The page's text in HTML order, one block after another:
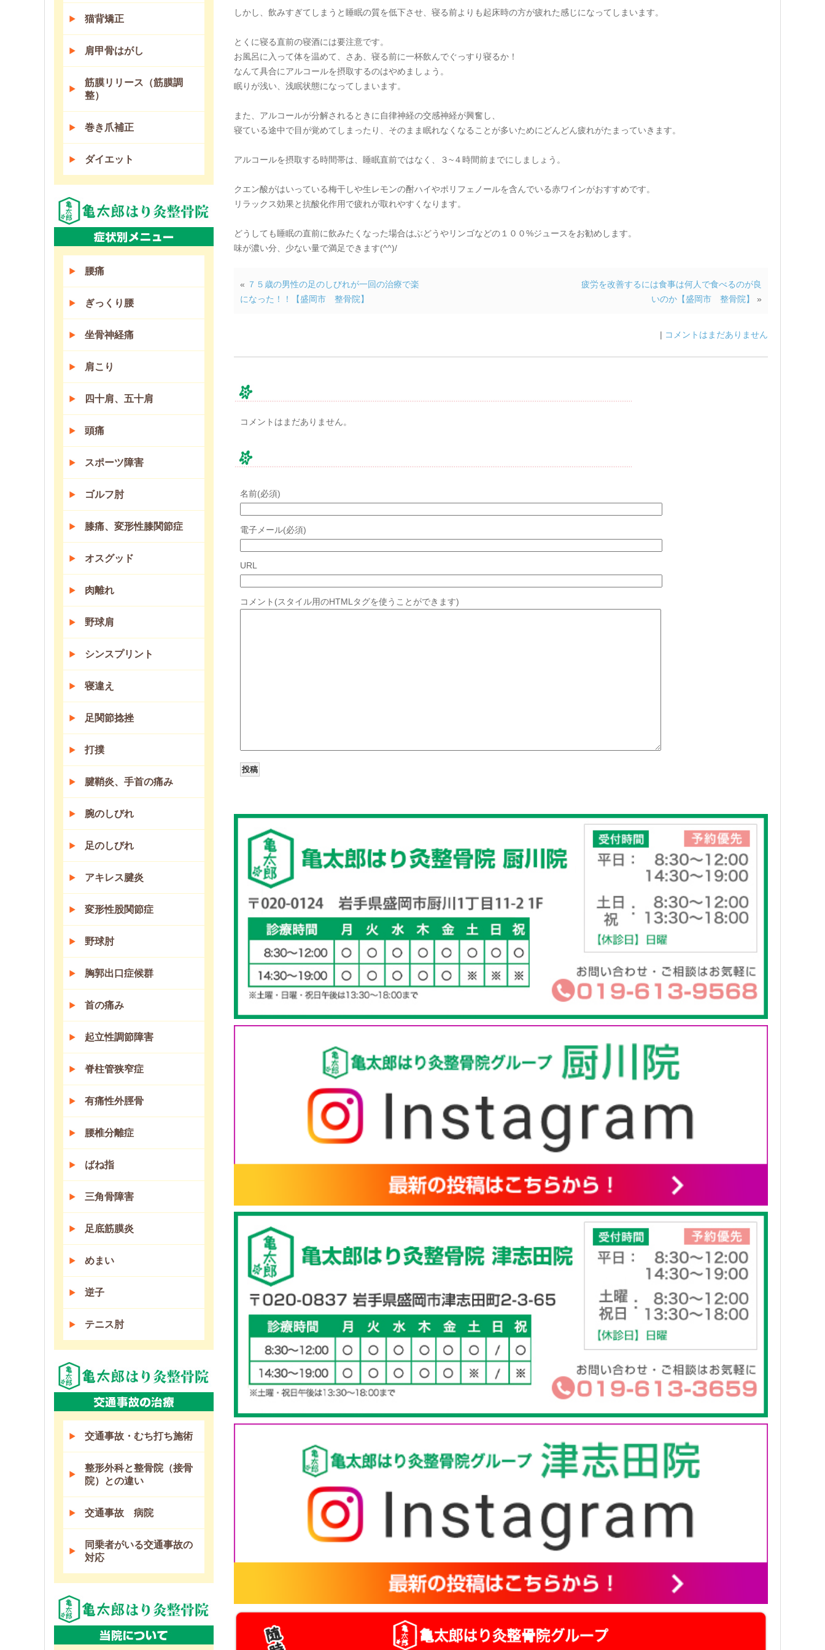
しかし、飲みすぎてしまうと睡眠の質を低下させ、寝る前よりも起床時の方が疲れた感じになってしまいます。
とくに寝る直前の寝酒には要注意です。
お風呂に入って体を温めて、さあ、寝る前に一杯飲んでぐっすり寝るか！
なんて具合にアルコールを摂取するのはやめましょう。
眠りが浅い、浅眠状態になってしまいます。
また、アルコールが分解されるときに自律神経の交感神経が興奮し、
寝ている途中で目が覚めてしまったり、そのまま眠れなくなることが多いためにどんどん疲れがたまっていきます。
アルコールを摂取する時間帯は、睡眠直前ではなく、３~４時間前までにしましょう。
クエン酸がはいっている梅干しや生レモンの酎ハイやポリフェノールを含んでいる赤ワインがおすすめです。
リラックス効果と抗酸化作用で疲れが取れやすくなります。
どうしても睡眠の直前に飲みたくなった場合はぶどうやリンゴなどの１００%ジュースをお勧めします。
味が濃い分、少ない量で満足できます(^^)/
疲労を改善するには食事は何人で食べるのが良
いのか【盛岡市 整骨院】
»
« ７５歳の男性の足のしびれが一回の治療で楽
になった！！【盛岡市 整骨院】
| コメントはまだありません
コメントはまだありません。
名前(必須)
電子メール(必須)
URL
コメント(スタイル用のHTMLタグを使うことができます)
猫背矯正
肩甲骨はがし
筋膜リリース（筋膜調
整）
巻き爪補正
ダイエット
腰痛
ぎっくり腰
坐骨神経痛
肩こり
四十肩、五十肩
頭痛
スポーツ障害
ゴルフ肘
膝痛、変形性膝関節症
オスグッド
肉離れ
野球肩
シンスプリント
寝違え
足関節捻挫
打撲
腱鞘炎、手首の痛み
腕のしびれ
足のしびれ
アキレス腱炎
変形性股関節症
野球肘
胸郭出口症候群
首の痛み
起立性調節障害
脊柱管狭窄症
有痛性外脛骨
腰椎分離症
ばね指
三角骨障害
足底筋膜炎
めまい
逆子
テニス肘
交通事故・むち打ち施術
整形外科と整骨院（接骨
院）との違い
交通事故 病院
同乗者がいる交通事故の
対応